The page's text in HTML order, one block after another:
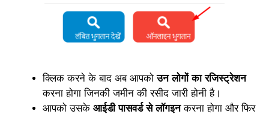
क्लिक करने के बाद अब आपकोउन लोगों का रजिस्ट्रेशन
करना होगा जिनकी जमीन की रसीद जारी होनी है।
आपको उसके आईडी पासवर्ड से लॉगइनकरना होगा और फिर